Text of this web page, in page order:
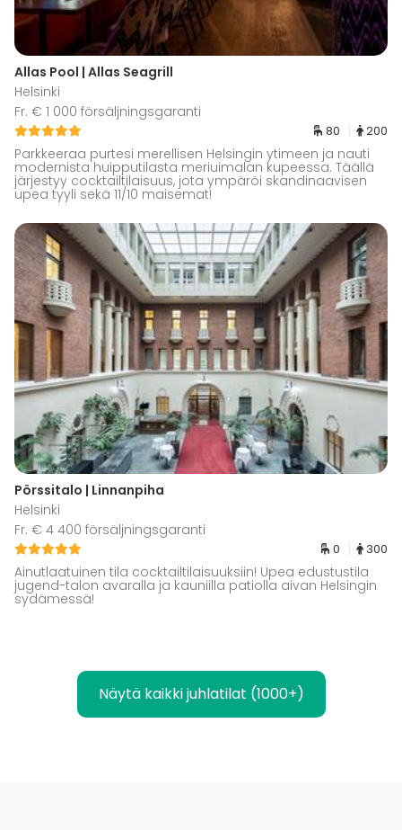
Allas Pool | Allas Seagrill
Helsinki
Fr. € 1 000 försäljningsgaranti
80 200
Parkkeeraa purtesi merellisen Helsingin ytimeen ja nauti
modernista huipputilasta meriuimalan kupeessa. Täällä
järjestyy cocktailtilaisuus, jota ympäröi skandinaavisen
upea tyyli sekä 11/10 maisemat!
Pörssitalo | Linnanpiha
Helsinki
Fr. € 4 400 försäljningsgaranti
0 300
Ainutlaatuinen tila cocktailtilaisuuksiin! Upea edustustila
jugend-talon avaralla ja kauniilla patiolla aivan Helsingin
sydämessä!
Näytä kaikki juhlatilat (1000+)